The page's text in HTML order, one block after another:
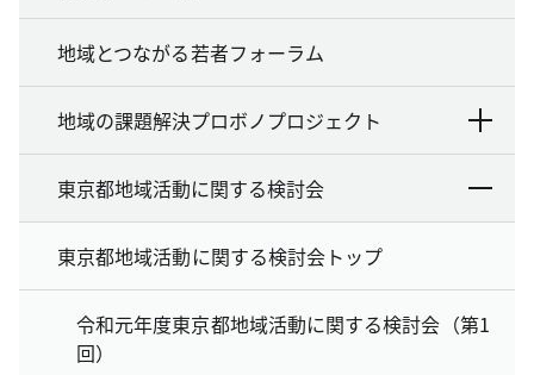
地域とつながる若者フォーラム
地域の課題解決プロボノプロジェクト
東京都地域活動に関する検討会
東京都地域活動に関する検討会トップ
令和元年度東京都地域活動に関する検討会（第1
回）